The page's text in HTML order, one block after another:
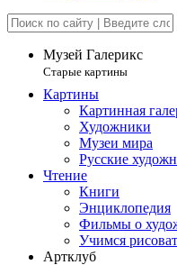
Музей Галерикс
Старые картины
Картины
Картинная
Художники
Музеи мира
Русские
Чтение
Книги
Энциклопедия
Фильмы о
Учимся
Артклуб